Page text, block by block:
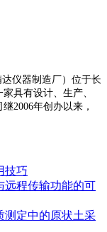
达仪器制造厂）位于长
具有设计、生产、
2006年创办以来，
技巧
远程传输功能的可
测定中的原状土采